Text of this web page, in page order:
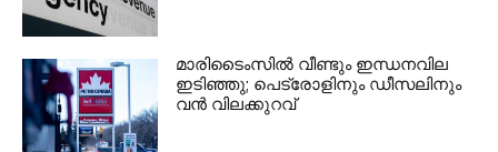
മാരിടൈംസിൽ വീണ്ടും ഇന്ധനവില
ഇടിഞ്ഞു; പെട്രോളിനും ഡീസലിനും
വൻ വിലക്കുറവ്